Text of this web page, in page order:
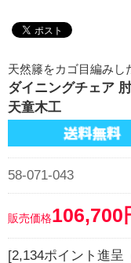
天然籐をカゴ目編みし
ダイニングチェア
天童木工
58-071-043
販売価格106,700
[2,134ポイント進呈